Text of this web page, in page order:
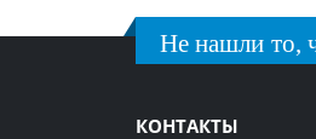
Не нашли то,
КОНТАКТЫ